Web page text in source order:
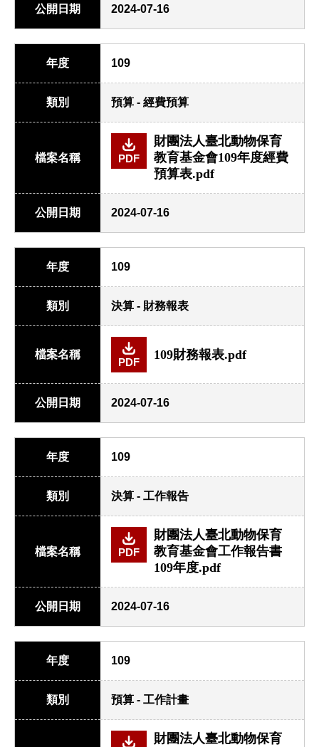
公開日期 2024-07-16
年度 109
類別 預算 - 經費預算
檔案名稱 PDF
財團法人臺北動物保育
教育基金會109年度經費
預算表.pdf
公開日期 2024-07-16
年度 109
類別 決算 - 財務報表
檔案名稱
PDF
109財務報表.pdf
公開日期 2024-07-16
年度 109
類別 決算 - 工作報告
檔案名稱 PDF
財團法人臺北動物保育
教育基金會工作報告書
109年度.pdf
公開日期 2024-07-16
年度 109
類別 預算 - 工作計畫
財團法人臺北動物保育